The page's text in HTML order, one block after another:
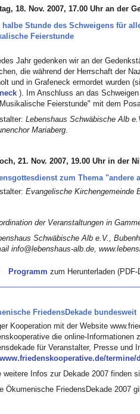
18. Nov. 2007, 17.00 Uhr an der
halbe Stunde des Schweigens für
Feierstunde
Jahr gedenken wir an der
die während der Herrschaft der
und in Grafeneck ermordet wurden
). Im Anschluss an das
Feierstunde" mit dem
Lebenshaus Schwäbische Alb
Mariaberg.
21. Nov. 2007, 19.00 Uhr in der
zum Thema "andere
Evangelische Kirchengemeinde
der Veranstaltungen in
Schwäbische Alb e.V.,
info@lebenshaus-alb.de,
Programm zum Herunterladen
FriedensDekade bundesweit
Kooperation mit der Website
die online-Informationen
für Veranstalter, Presse und
www.friedenskooperative.de/termine/
weitere Infos zur Dekade 2007 finden
Ökumenische FriedensDekade 2007